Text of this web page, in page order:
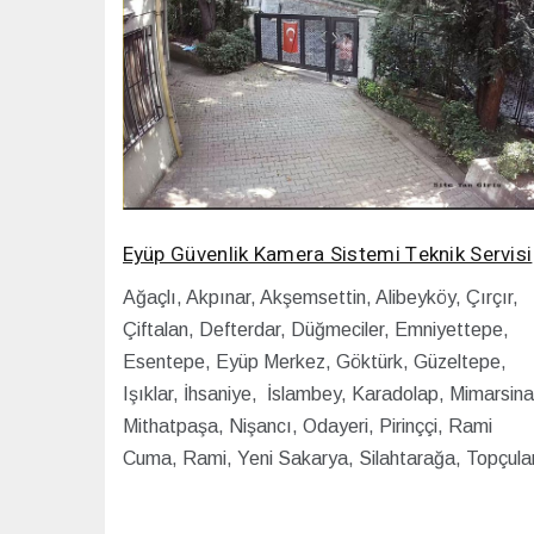
Eyüp Güvenlik Kamera Sistemi Teknik Servisi
Ağaçlı, Akpınar, Akşemsettin, Alibeyköy, Çırçır,
Çiftalan, Defterdar, Düğmeciler, Emniyettepe,
Esentepe, Eyüp Merkez, Göktürk, Güzeltepe,
Işıklar, İhsaniye, İslambey, Karadolap,
Mithatpaşa, Nişancı, Odayeri, Pirinççi, Rami
Cuma, Rami, Yeni Sakarya, Silahtarağa,